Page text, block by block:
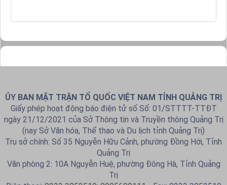
ỦY BAN MẶT TRẬN TỔ QUỐC VIỆT NAM TỈNH QUẢNG TRỊ
Giấy phép hoạt động báo điện tử số Số: 01/STTTT-TTĐT
ngày 21/12/2021 của Sở Thông tin và Truyền thông Quảng Trị
(nay Sở Văn hóa, Thể thao và Du lịch tỉnh Quảng Trị)
Trụ sở chính: Số 35 Nguyễn Hữu Cảnh, phường Đồng Hới, Tỉnh
Quảng Trị
Văn phòng 2: 10A Nguyễn Huệ, phường Đông Hà, Tỉnh Quảng
Trị